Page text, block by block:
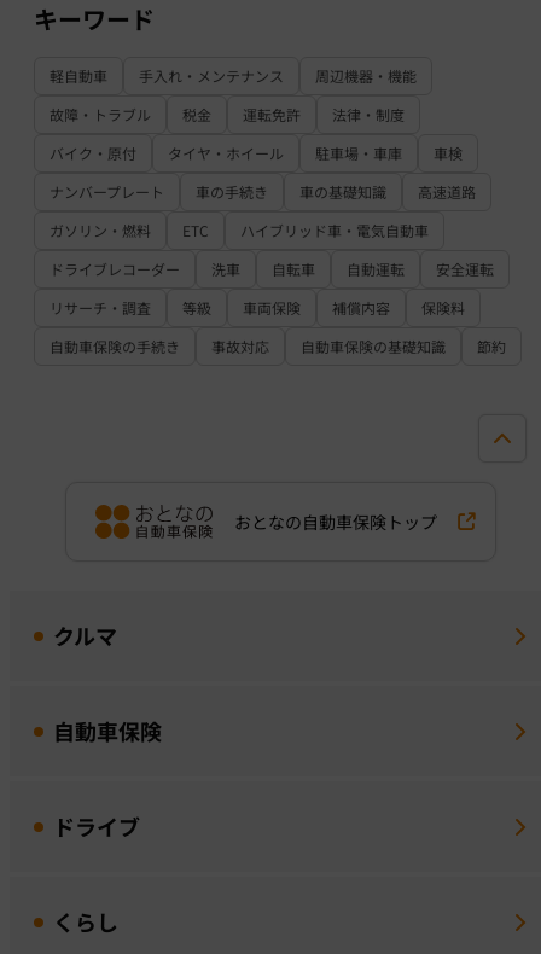
キーワード
軽自動車 手入れ・メンテナンス
周辺機器・機能
故障・トラブル
税金 運転免許
法律・制度
バイク・原付
タイヤ・ホイール 駐車場・車庫
車検
ナンバープレート
車の手続き 車の基礎知識
高速道路
ガソリン・燃料
ETC
ハイブリッド車・電気自動車
ドライブレコーダー
洗車 自転車 自動運転
安全運転
リサーチ・調査
等級 車両保険 補償内容
保険料
自動車保険の手続き
事故対応 自動車保険の基礎知識 節約
おとなの自動車保険トップ
クルマ
自動車保険
ドライブ
くらし